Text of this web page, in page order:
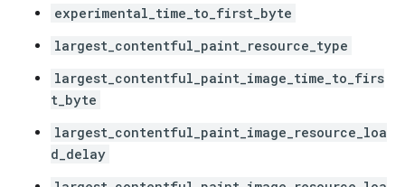
experimental_time_to_first_byte
largest_contentful_paint_resource_type
largest_contentful_paint_image_time_to_firs
t_byte
largest_contentful_paint_image_resource_loa
d_delay